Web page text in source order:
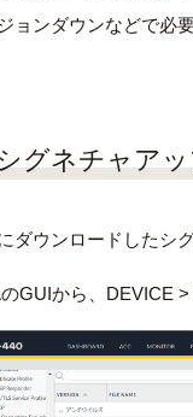
ョンダウンなどで必
グネチャアッ
ダウンロードしたシ
GUIから、DEVICE >